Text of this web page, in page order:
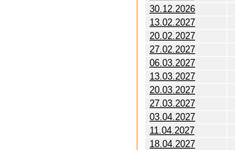
30.12.2026
13.02.2027
20.02.2027
27.02.2027
06.03.2027
13.03.2027
20.03.2027
27.03.2027
03.04.2027
11.04.2027
18.04.2027